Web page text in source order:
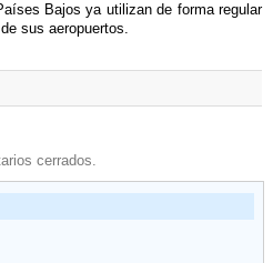
Bajos ya utilizan de forma regular
sus aeropuertos.
cerrados.